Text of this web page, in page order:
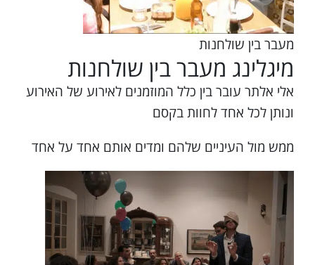
מעבר בין שולחנות
מיגלינג מעבר בין שולחנות
אלי אלתר עובר בין כלל המוזמנים לאירוע של האירוע
ונותן לכל אחד לחוות בקסם
ממש מול העיניים שלהם ומדים אותם אחד על אחד